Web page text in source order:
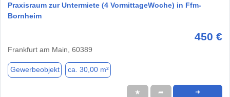
Praxisraum zur Untermiete (4 VormittageWoche) in Ffm-
Bornheim
450 €
Frankfurt am Main, 60389
Gewerbeobjekt ca. 30,00 m²
★ ➦ ➜